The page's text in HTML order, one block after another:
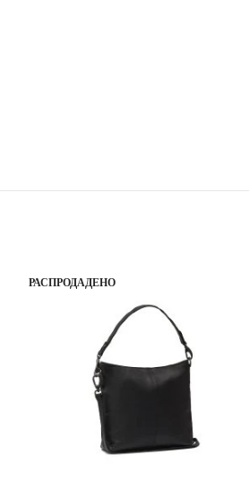
РАСПРОДАДЕНО